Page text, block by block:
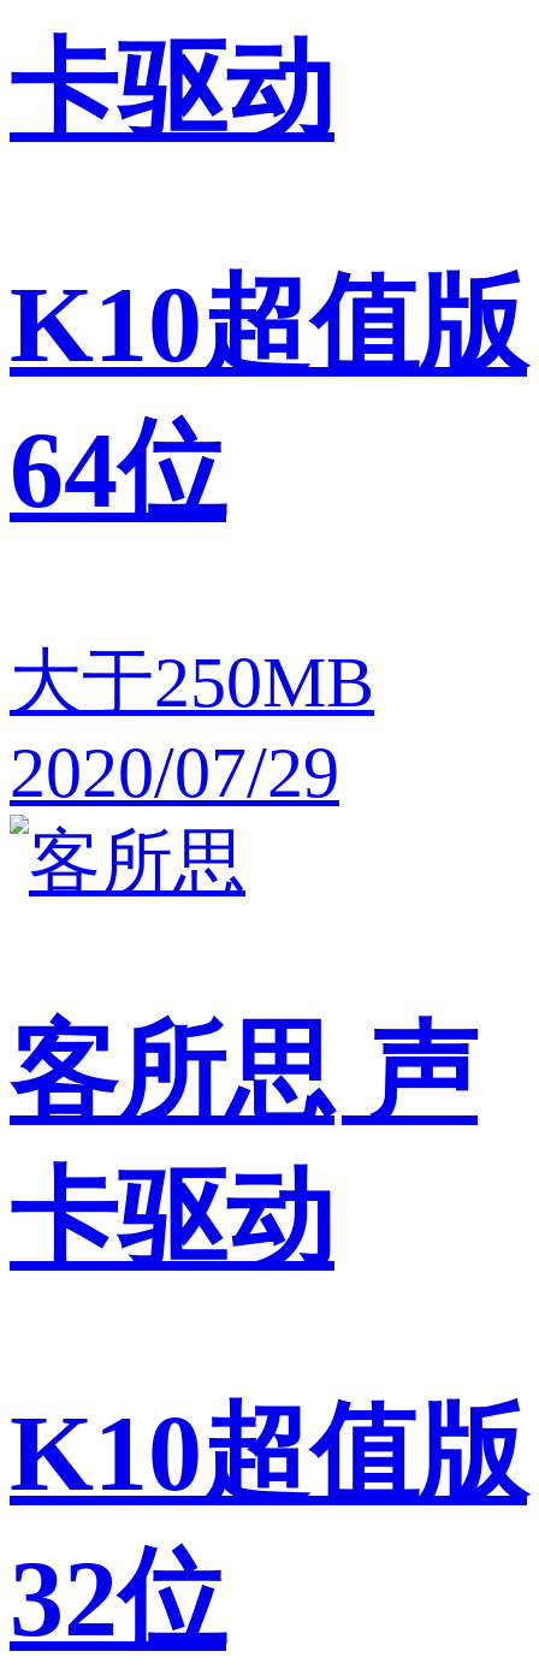
卡驱动
K10超值版
64位
大于250MB
2020/07/29
客所思 声
卡驱动
K10超值版
32位